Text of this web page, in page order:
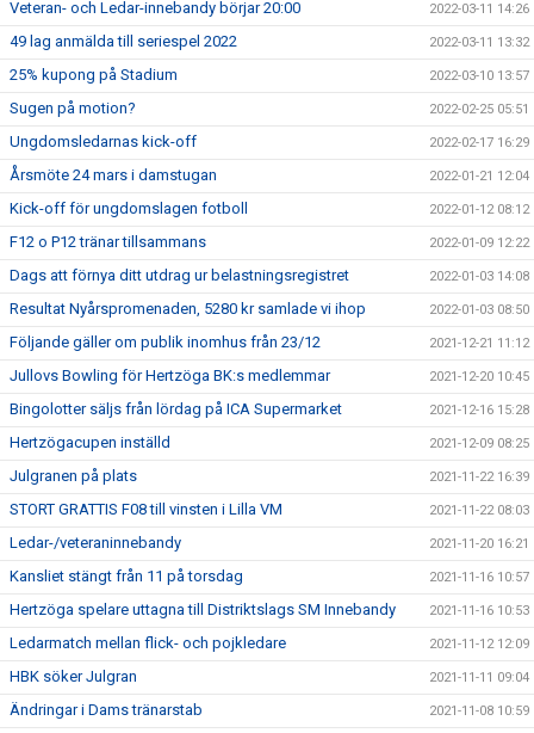
Veteran- och Ledar-innebandy börjar 20:00 2022-03-11 14:26
49 lag anmälda till seriespel 2022 2022-03-11 13:32
25% kupong på Stadium 2022-03-10 13:57
Sugen på motion? 2022-02-25 05:51
Ungdomsledarnas kick-off 2022-02-17 16:29
Årsmöte 24 mars i damstugan 2022-01-21 12:04
Kick-off för ungdomslagen fotboll 2022-01-12 08:12
F12 o P12 tränar tillsammans 2022-01-09 12:22
Dags att förnya ditt utdrag ur belastningsregistret 2022-01-03 14:08
Resultat Nyårspromenaden, 5280 kr samlade vi ihop 2022-01-03 08:50
Följande gäller om publik inomhus från 23/12 2021-12-21 11:12
Jullovs Bowling för Hertzöga BK:s medlemmar 2021-12-20 10:45
Bingolotter säljs från lördag på ICA Supermarket 2021-12-16 15:28
Hertzögacupen inställd 2021-12-09 08:25
Julgranen på plats 2021-11-22 16:39
STORT GRATTIS F08 till vinsten i Lilla VM 2021-11-22 08:03
Ledar-/veteraninnebandy 2021-11-20 16:21
Kansliet stängt från 11 på torsdag 2021-11-16 10:57
Hertzöga spelare uttagna till Distriktslags SM Innebandy 2021-11-16 10:53
Ledarmatch mellan flick- och pojkledare 2021-11-12 12:09
HBK söker Julgran 2021-11-11 09:04
Ändringar i Dams tränarstab 2021-11-08 10:59